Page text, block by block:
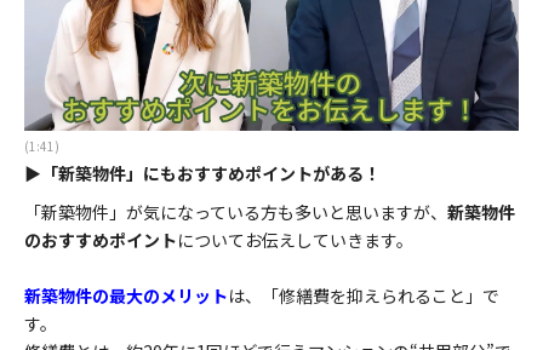
(1:41)
▶「新築物件」にもおすすめポイントがある！
「新築物件」が気になっている方も多いと思いますが、 新築物件
のおすすめポイントについてお伝えしていきます。
新築物件の最大のメリットは、「修繕費を抑えられること」で
す。